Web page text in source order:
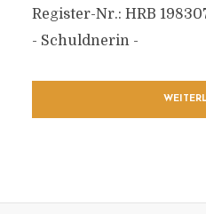
Register-Nr.: HRB
- Schuldnerin -